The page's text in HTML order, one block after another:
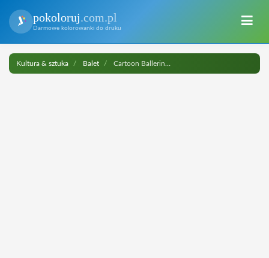
pokoloruj.com.pl
Darmowe kolorowanki do druku
Kultura & sztuka Balet Cartoon Ballerina do druku